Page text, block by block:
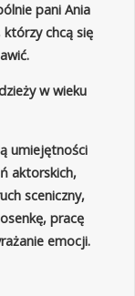
pani Ania
chcą się
w wieku
umiejętności
aktorskich,
sceniczny,
pracę
emocji.